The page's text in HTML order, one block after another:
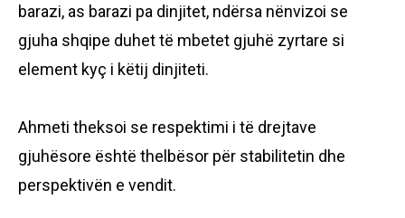
barazi, as barazi pa dinjitet, ndërsa nënvizoi se
gjuha shqipe duhet të mbetet gjuhë zyrtare si
element kyç i këtij dinjiteti.
Ahmeti theksoi se respektimi i të drejtave
gjuhësore është thelbësor për stabilitetin dhe
perspektivën e vendit.